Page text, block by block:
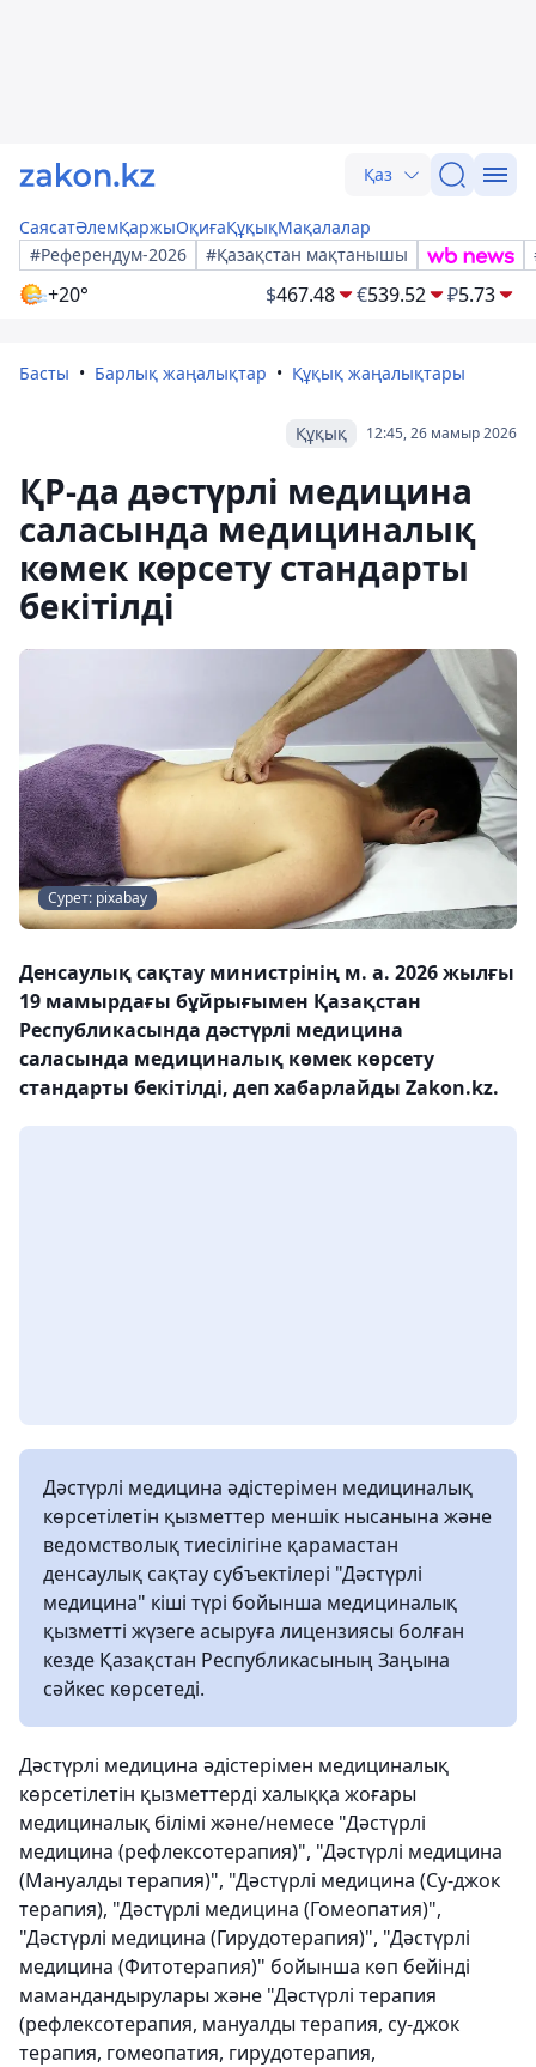
Қаз
СаясатӘлемҚаржыОқиғаҚұқықМақалалар
#Референдум-2026
#Қазақстан мақтанышы
+20° $467.48 €539.52 ₽5.73
Басты Барлық жаңалықтар Құқық жаңалықтары
12:45, 26 мамыр 2026
Құқық
ҚР-да дәстүрлі медицина
саласында медициналық
көмек көрсету стандарты
бекітілді
Сурет: pixabay
Денсаулық сақтау министрінің м. а. 2026 жылғы
19 мамырдағы бұйрығымен Қазақстан
Республикасында дәстүрлі медицина
саласында медициналық көмек көрсету
стандарты бекітілді, деп хабарлайды Zakon.kz.
Дәстүрлі медицина әдістерімен медициналық
көрсетілетін қызметтер меншік нысанына және
ведомстволық тиесілігіне қарамастан
денсаулық сақтау субъектілері "Дәстүрлі
медицина" кіші түрі бойынша медициналық
қызметті жүзеге асыруға лицензиясы болған
кезде Қазақстан Республикасының Заңына
сәйкес көрсетеді.
Дәстүрлі медицина әдістерімен медициналық
көрсетілетін қызметтерді халыққа жоғары
медициналық білімі және/немесе "Дәстүрлі
медицина (рефлексотерапия)", "Дәстүрлі медицина
(Мануалды терапия)", "Дәстүрлі медицина (Су-джок
терапия), "Дәстүрлі медицина (Гомеопатия)",
"Дәстүрлі медицина (Гирудотерапия)", "Дәстүрлі
медицина (Фитотерапия)" бойынша көп бейінді
мамандандырулары және "Дәстүрлі терапия
(рефлексотерапия, мануалды терапия, су-джок
терапия, гомеопатия, гирудотерапия,